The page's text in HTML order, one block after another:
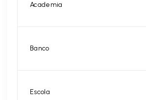
Academia
Banco
Escola